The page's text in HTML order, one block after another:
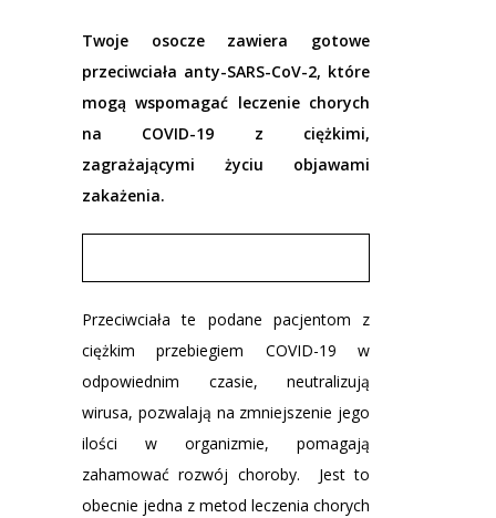
Twoje osocze zawiera gotowe
przeciwciała anty-SARS-CoV-2, które
mogą wspomagać leczenie chorych
na COVID-19 z ciężkimi,
zagrażającymi życiu objawami
zakażenia.
Przeciwciała te podane pacjentom z
ciężkim przebiegiem COVID-19 w
odpowiednim czasie, neutralizują
wirusa, pozwalają na zmniejszenie jego
ilości w organizmie, pomagają
zahamować rozwój choroby. Jest to
obecnie jedna z metod leczenia chorych